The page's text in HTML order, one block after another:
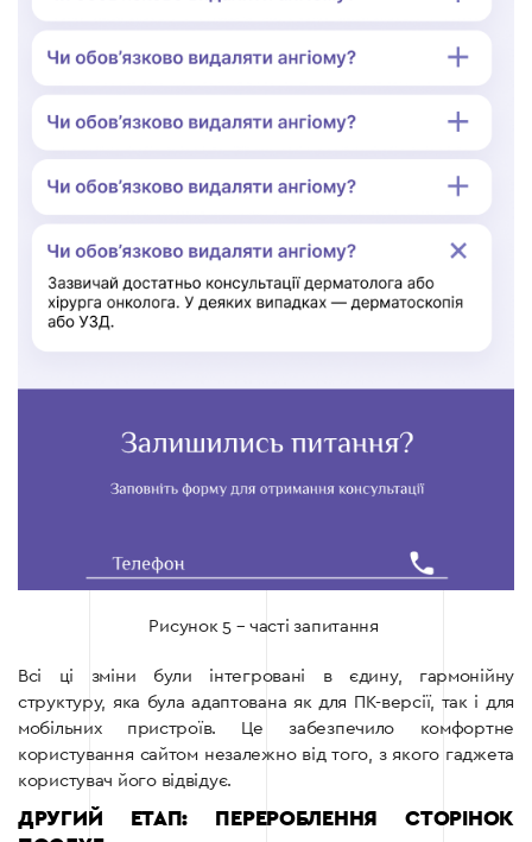
Рисунок 5 – часті запитання
Всі ці зміни були інтегровані в єдину, гармонійну
структуру, яка була адаптована як для ПК-версії, так і для
мобільних пристроїв. Це забезпечило комфортне
користування сайтом незалежно від того, з якого гаджета
користувач його відвідує.
ДРУГИЙ ЕТАП: ПЕРЕРОБЛЕННЯ СТОРІНОК